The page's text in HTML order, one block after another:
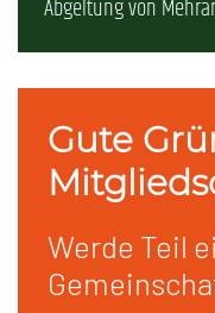
Abgeltung von
Gute
Werde Teil